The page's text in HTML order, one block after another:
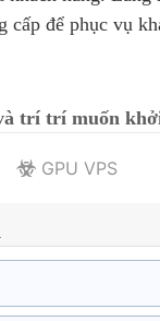
cấp để phục vụ
trí trí muốn
GPU VPS